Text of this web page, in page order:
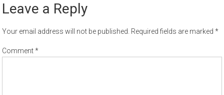
Leave a Reply
Your email address will not be published. Required fields are marked*
Comment*